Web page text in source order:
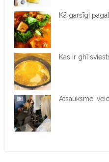
Kā garšīgi
Kas ir ghī
Atsauksme: